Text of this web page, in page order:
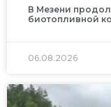
В Мезени
биотопливной
06.08.2026